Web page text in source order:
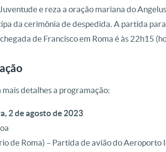
e reza a oração mariana do
da cerimônia de despedida. A partida
de Francisco em Roma é às 22h15
detalhes a programação:
2 de agosto de 2023
de Roma) – Partida de avião do Aeroporto